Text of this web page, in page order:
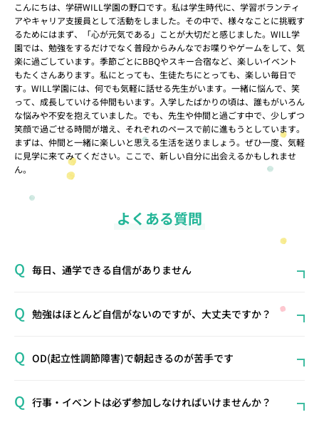
こんにちは、学研WILL学園の野口です。私は学生時代に、学習ボランティ
アやキャリア支援員として活動をしました。その中で、様々なことに挑戦す
るためにはまず、「心が元気である」ことが大切だと感じました。WILL学
園では、勉強をするだけでなく普段からみんなでお喋りやゲームをして、気
楽に過ごしています。季節ごとにBBQやスキー合宿など、楽しいイベント
もたくさんあります。私にとっても、生徒たちにとっても、楽しい毎日で
す。WILL学園には、何でも気軽に話せる先生がいます。一緒に悩んで、笑
って、成長していける仲間もいます。入学したばかりの頃は、誰もがいろん
な悩みや不安を抱えていました。でも、先生や仲間と過ごす中で、少しずつ
笑顔で過ごせる時間が増え、それぞれのペースで前に進もうとしています。
まずは、仲間と一緒に楽しいと思える生活を送りましょう。ぜひ一度、気軽
に見学に来てみてください。ここで、新しい自分に出会えるかもしれませ
ん。
よくある質問
毎日、通学できる自信がありません
勉強はほとんど自信がないのですが、大丈夫ですか？
OD(起立性調節障害)で朝起きるのが苦手です
行事・イベントは必ず参加しなければいけませんか？